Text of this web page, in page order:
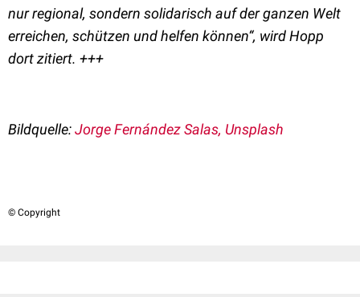
nur regional, sondern solidarisch auf der ganzen Welt
erreichen, schützen und helfen können“, wird Hopp
dort zitiert. +++
Bildquelle:Jorge Fernández Salas, Unsplash
© Copyright